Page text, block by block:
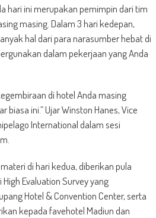
hari ini merupakan pemimpin dari tim
masing. Dalam 3 hari kedepan,
hal dari para narasumber hebat di
dalam pekerjaan yang Anda
di hotel Anda masing
biasa ini.” Ujar Winston Hanes, Vice
International dalam sesi
di hari kedua, diberikan pula
Evaluation Survey yang
Hotel & Convention Center, serta
kepada favehotel Madiun dan